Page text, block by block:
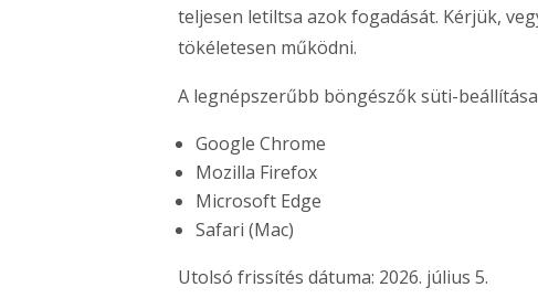
teljesen letiltsa azok fogadását. Kérjük,
tökéletesen működni.
A legnépszerűbb böngészők süti-
Google Chrome
Mozilla Firefox
Microsoft Edge
Safari (Mac)
Utolsó frissítés dátuma: 2026. július 5.